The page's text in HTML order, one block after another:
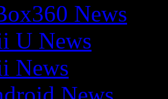
News
U News
News